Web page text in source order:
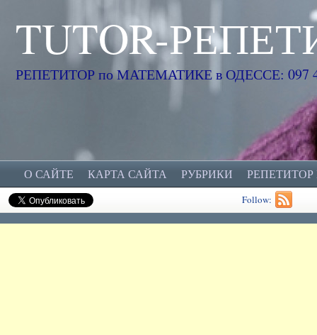
TUTOR-
РЕПЕТИТОР по МАТЕМАТИКЕ в ОДЕССЕ: 097
О САЙТЕ КАРТА САЙТА РУБРИКИ
Follow: